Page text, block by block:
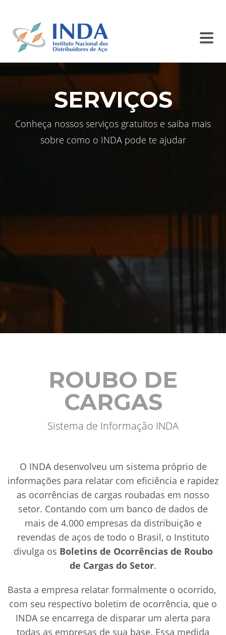
SERVIÇOS
Conheça nossos serviços gratuitos e saiba mais
sobre como o INDA pode te ajudar
ROUBO DE
CARGAS
Sistema de Informação INDA
O INDA desenvolveu um sistema próprio de
informações para relatar com eficiência e rapidez
as ocorrências de cargas roubadas em nosso
setor. Contando com um banco de dados de
mais de 4.000 empresas da distribuição e
revendas de aços de todo o Brasil, o Instituto
divulga os Boletins de Ocorrências de Roubo
de Cargas do Setor.
Basta a empresa relatar formalmente o ocorrido,
com seu respectivo boletim de ocorrência, que o
INDA se encarrega de disparar um alerta para
todas as empresas de sua base. Essa medida